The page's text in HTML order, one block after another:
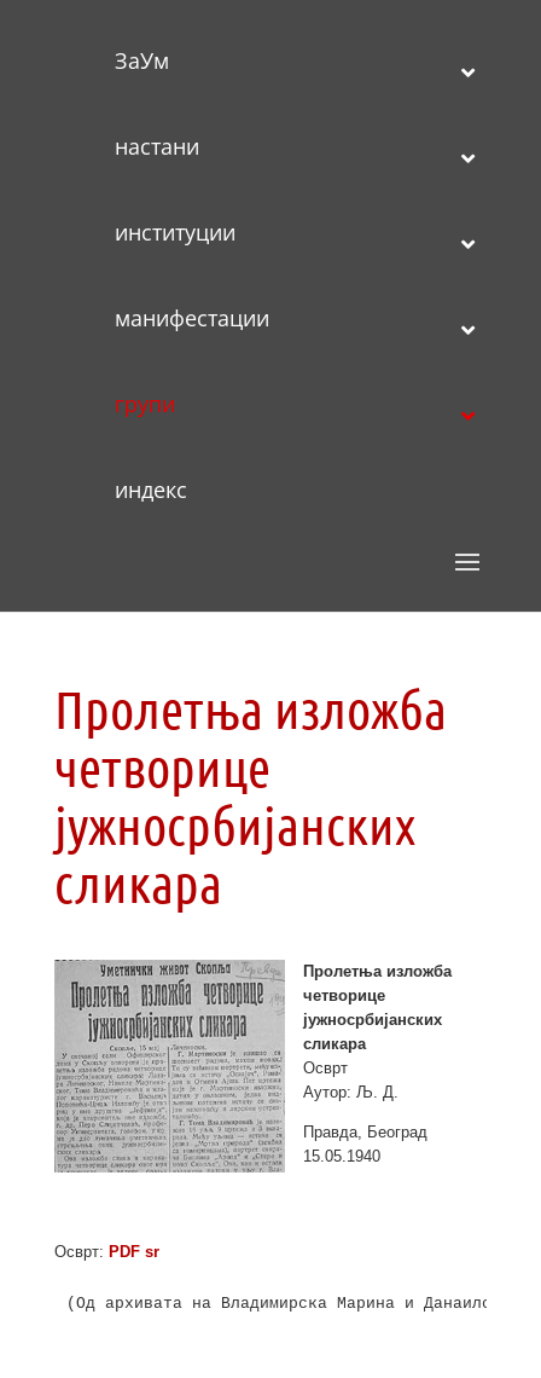
ЗаУм
настани
институции
манифестации
групи
индекс
Пролетња изложба
четворице
јужносрбијанских
сликара
Пролетња изложба
четворице
јужносрбијанских
сликара
Осврт
Аутор: Љ. Д.
Правда, Београд
15.05.1940
Осврт: PDF sr